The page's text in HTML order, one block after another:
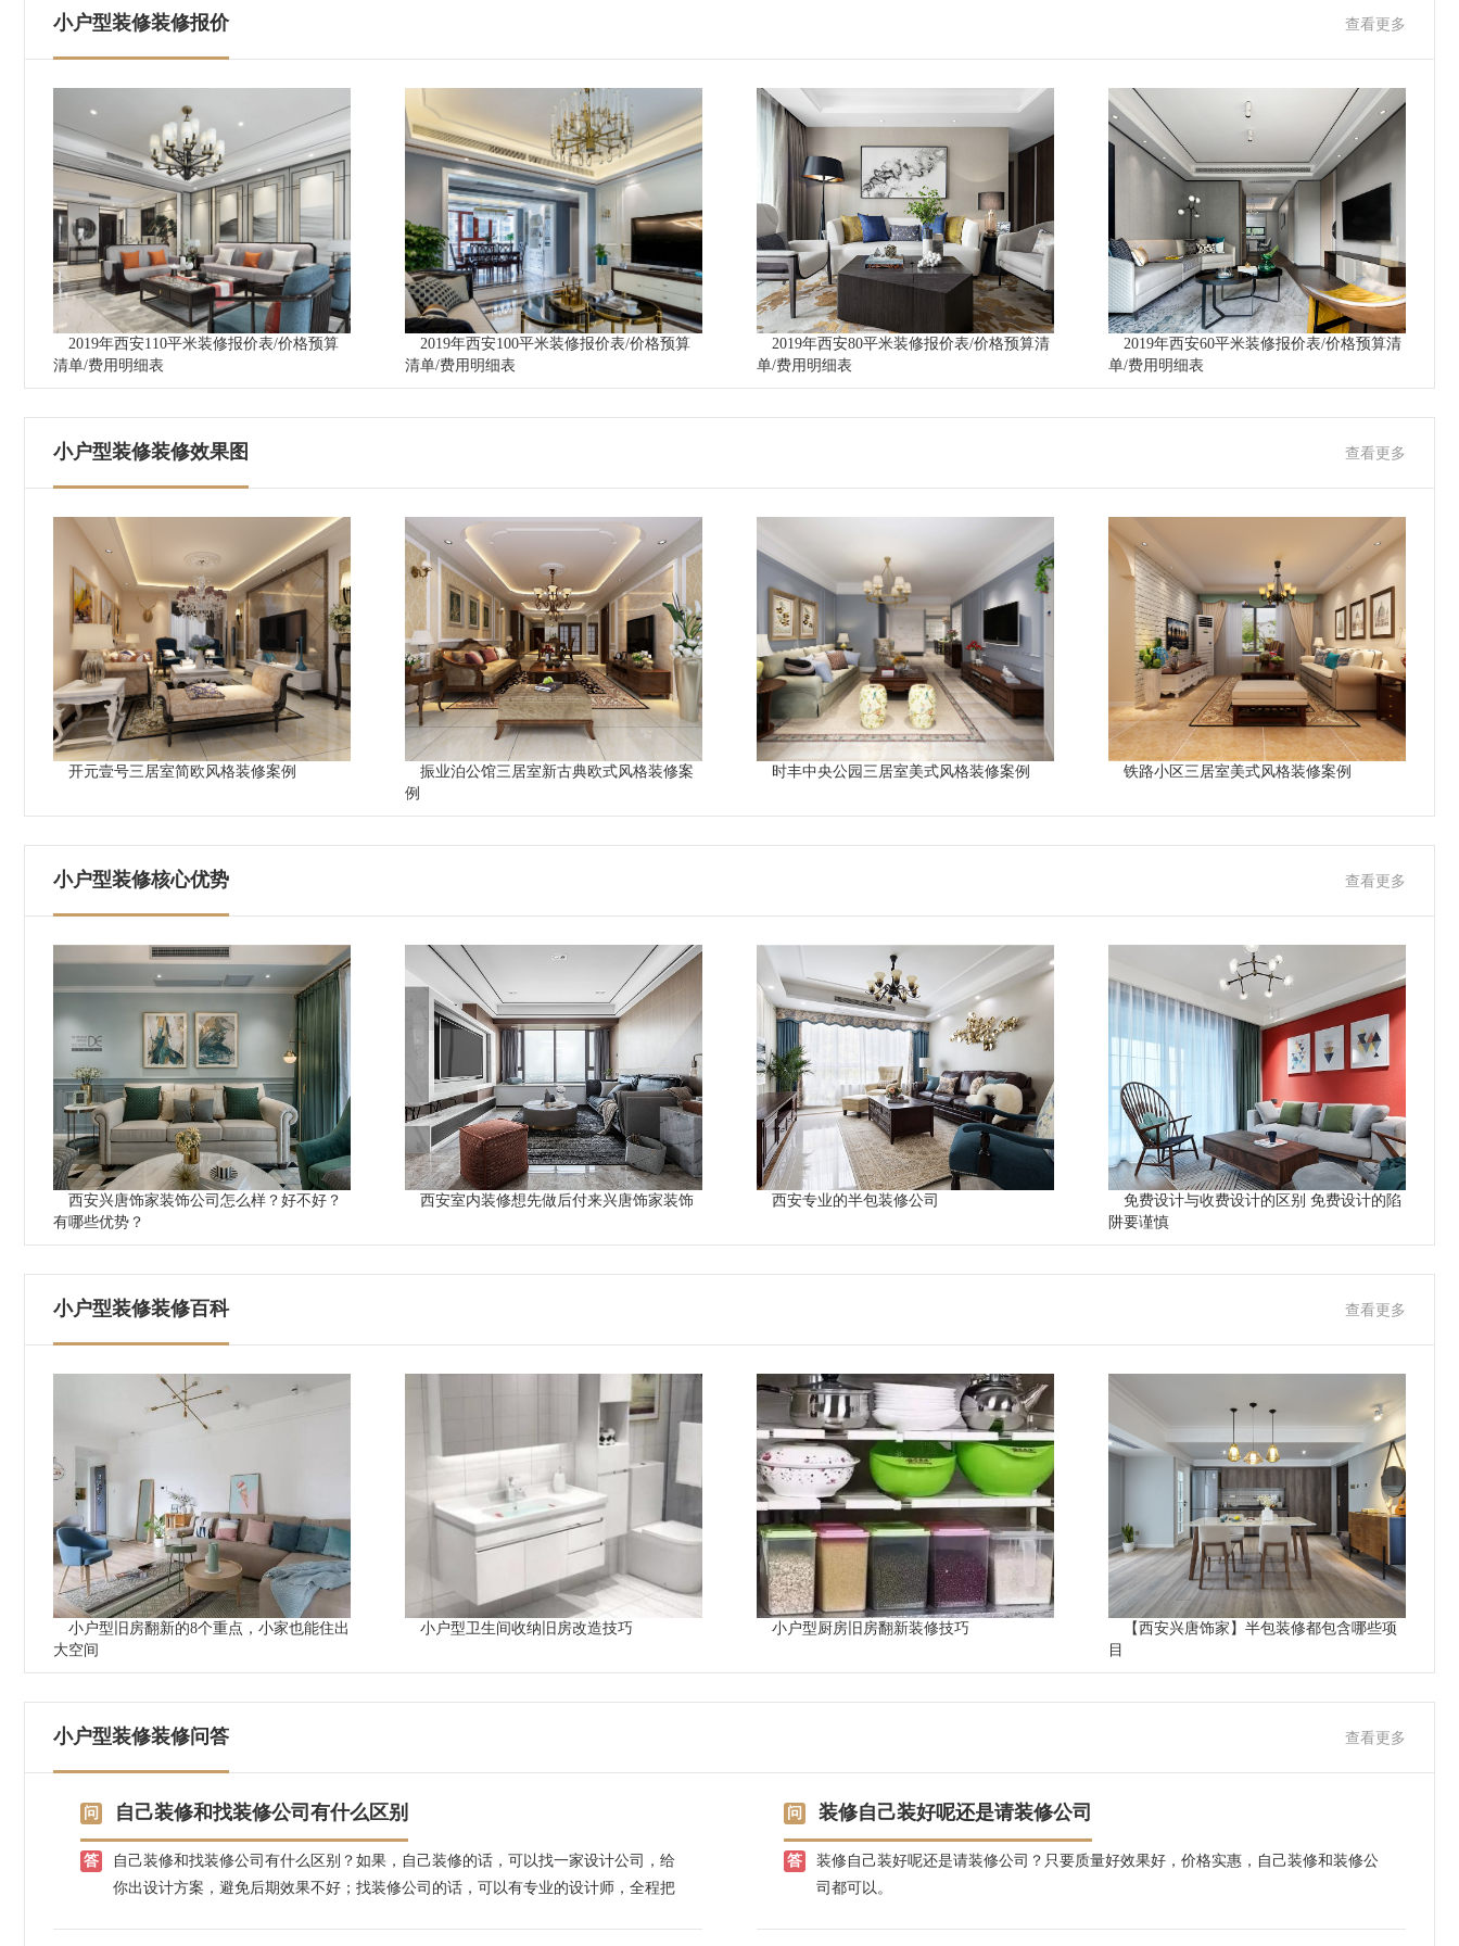
小户型装修装修报价 查看更多
2019年西安110平米装修报价表/价格预算
清单/费用明细表
2019年西安100平米装修报价表/价格预算
清单/费用明细表
2019年西安80平米装修报价表/价格预算清
单/费用明细表
2019年西安60平米装修报价表/价格预算清
单/费用明细表
小户型装修装修效果图 查看更多
开元壹号三居室简欧风格装修案例
振业泊公馆三居室新古典欧式风格装修案
例
时丰中央公园三居室美式风格装修案例 铁路小区三居室美式风格装修案例
小户型装修核心优势 查看更多
西安兴唐饰家装饰公司怎么样？好不好？
有哪些优势？
西安室内装修想先做后付来兴唐饰家装饰 西安专业的半包装修公司
免费设计与收费设计的区别 免费设计的陷
阱要谨慎
小户型装修装修百科 查看更多
小户型旧房翻新的8个重点，小家也能住出
大空间
小户型卫生间收纳旧房改造技巧 小户型厨房旧房翻新装修技巧
【西安兴唐饰家】半包装修都包含哪些项
目
小户型装修装修问答 查看更多
自己装修和找装修公司有什么区别
自己装修和找装修公司有什么区别？如果，自己装修的话，可以找一家设计公司，给
你出设计方案，避免后期效果不好；找装修公司的话，可以有专业的设计师，全程把
装修自己装好呢还是请装修公司
装修自己装好呢还是请装修公司？只要质量好效果好，价格实惠，自己装修和装修公
司都可以。